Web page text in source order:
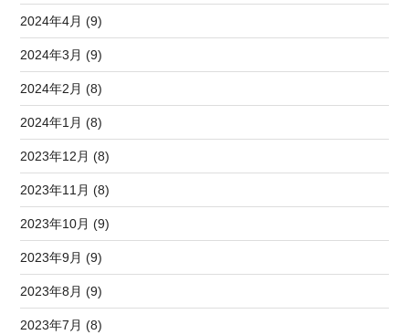
2024年4月 (9)
2024年3月 (9)
2024年2月 (8)
2024年1月 (8)
2023年12月 (8)
2023年11月 (8)
2023年10月 (9)
2023年9月 (9)
2023年8月 (9)
2023年7月 (8)